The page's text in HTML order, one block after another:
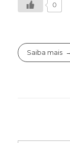
0
Saiba mais